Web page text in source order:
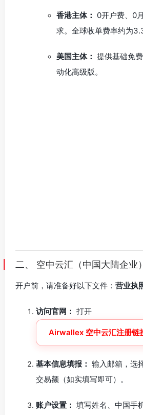
香港主体： 0开户费、0
求。全球收单费率约为
美国主体： 提供基础免
动化高级版。
二、 空中云汇（中国大陆企业
开户前，请准备好以下文件： 营业执
访问官网： 打开
Airwallex 空中云汇注册链
基本信息填报： 输入邮箱，选
交易额（如实填写即可）。
账户设置： 填写姓名、中国手